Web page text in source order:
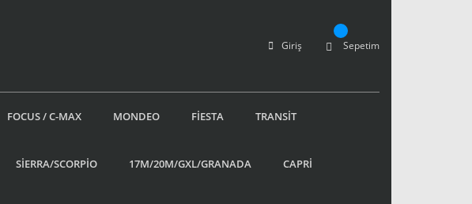
Giriş Sepetim
FOCUS / C-MAX MONDEO FİESTA TRANSİT
SİERRA/SCORPİO 17M/20M/GXL/GRANADA CAPRİ